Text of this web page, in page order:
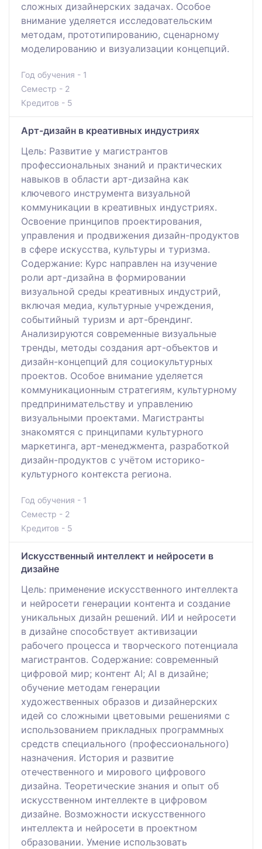
сложных дизайнерских задачах. Особое
внимание уделяется исследовательским
методам, прототипированию, сценарному
моделированию и визуализации концепций.
Год обучения - 1
Семестр - 2
Кредитов - 5
Арт-дизайн в креативных индустриях
Цель: Развитие у магистрантов
профессиональных знаний и практических
навыков в области арт-дизайна как
ключевого инструмента визуальной
коммуникации в креативных индустриях.
Освоение принципов проектирования,
управления и продвижения дизайн-продуктов
в сфере искусства, культуры и туризма.
Содержание: Курс направлен на изучение
роли арт-дизайна в формировании
визуальной среды креативных индустрий,
включая медиа, культурные учреждения,
событийный туризм и арт-брендинг.
Анализируются современные визуальные
тренды, методы создания арт-объектов и
дизайн-концепций для социокультурных
проектов. Особое внимание уделяется
коммуникационным стратегиям, культурному
предпринимательству и управлению
визуальными проектами. Магистранты
знакомятся с принципами культурного
маркетинга, арт-менеджмента, разработкой
дизайн-продуктов с учётом историко-
культурного контекста региона.
Год обучения - 1
Семестр - 2
Кредитов - 5
Искусственный интеллект и нейросети в
дизайне
Цель: применение искусственного интеллекта
и нейросети генерации контента и создание
уникальных дизайн решений. ИИ и нейросети
в дизайне способствует активизации
рабочего процесса и творческого потенциала
магистрантов. Содержание: современный
цифровой мир; контент AI; AI в дизайне;
обучение методам генерации
художественных образов и дизайнерских
идей со сложными цветовыми решениями с
использованием прикладных программных
средств специального (профессионального)
назначения. История и развитие
отечественного и мирового цифрового
дизайна. Теоретические знания и опыт об
искусственном интеллекте в цифровом
дизайне. Возможности искусственного
интеллекта и нейросети в проектном
образовании. Умение использовать